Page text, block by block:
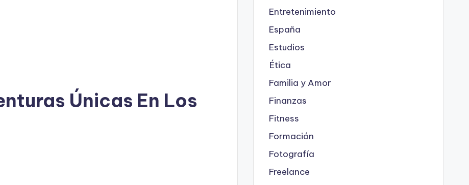
Únicas En Los
Entretenimiento
España
Estudios
Ética
Familia y Amor
Finanzas
Fitness
Formación
Fotografía
Freelance